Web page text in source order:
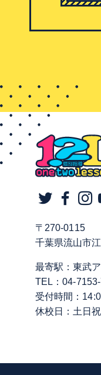
〒270-0115
千葉県流山市
最寄駅：東武
TEL：04-
受付時間：
休校日：土日